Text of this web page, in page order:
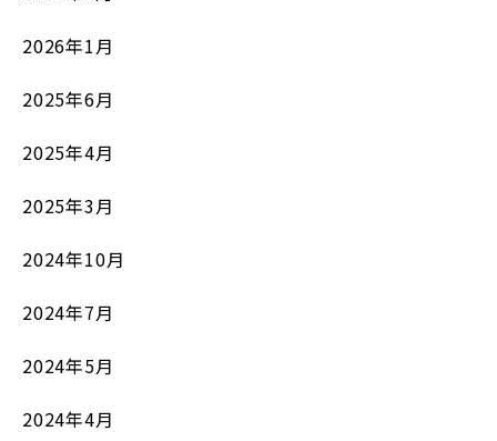
2026年1月
2025年6月
2025年4月
2025年3月
2024年10月
2024年7月
2024年5月
2024年4月